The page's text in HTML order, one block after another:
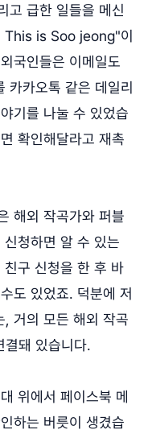
고 급한 일들을 메신
This is Soo jeong"이
국인들은 이메일도
카카오톡 같은 데일리
기를 나눌 수 있었습
확인해달라고 재촉
해외 작곡가와 퍼블
청하면 알 수 있는
구 신청을 한 후 바
도 있었죠. 덕분에 저
, 거의 모든 해외 작곡
돼 있습니다.
위에서 페이스북 메
하는 버릇이 생겼습